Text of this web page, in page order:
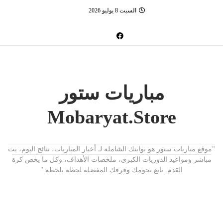
السبت 8 يوليو 2026
مباريات ستور
Mobaryat.Store
"موقع مباريات ستور هو بوابتك الشاملة لـ أخبار المباريات، نتائج اليوم، بث
مباشر ومواعيد الدوريات الكبرى، ملخصات الأهداف، وكل ما يخص كرة
القدم. تابع نجومك وفرقك المفضلة لحظة بلحظة."